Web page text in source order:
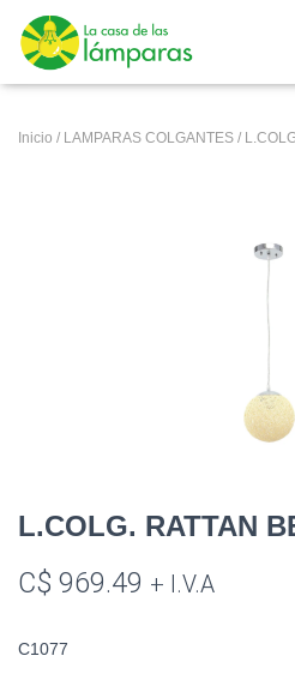
Inicio / LAMPARAS COLGANTES /
L.COLG. RATTAN
C$ 969.49 + I.V.A
C1077